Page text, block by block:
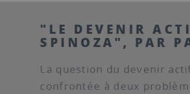
"LE DEVENIR
SPINOZA", PAR
La question du devenir
confrontée à deux